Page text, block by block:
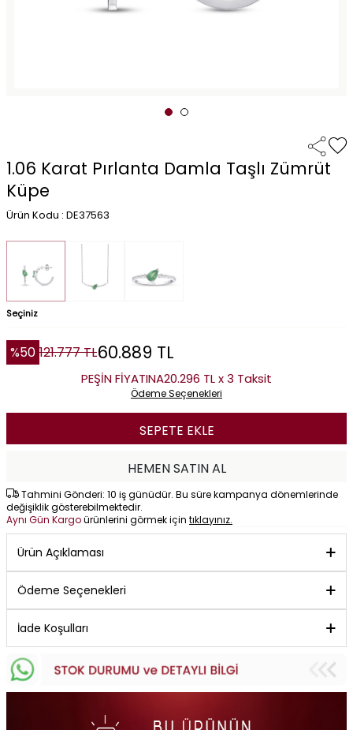
1.06 Karat Pırlanta Damla Taşlı Zümrüt
Küpe
Ürün Kodu : DE37563
Seçiniz
%50 121.777TL60.889 TL
PEŞİN FİYATINA20.296 TL x 3 Taksit
Ödeme Seçenekleri
SEPETE EKLE
HEMEN SATIN AL
Tahmini Gönderi: 10 iş günüdür. Bu süre kampanya dönemlerinde
değişiklik gösterebilmektedir.
Aynı Gün Kargoürünlerini görmek için tıklayınız.
Ürün Açıklaması
Ödeme Seçenekleri
İade Koşulları